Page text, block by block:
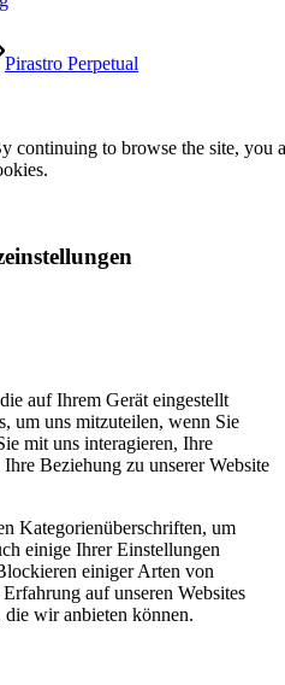
Pirastro Perpetual
continuing to browse the site, you
auf Ihrem Gerät eingestellt
um uns mitzuteilen, wenn Sie
mit uns interagieren, Ihre
Beziehung zu unserer Website
Kategorienüberschriften, um
einige Ihrer Einstellungen
einiger Arten von
auf unseren Websites
wir anbieten können.